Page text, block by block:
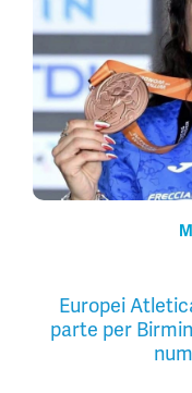
Europei
parte per